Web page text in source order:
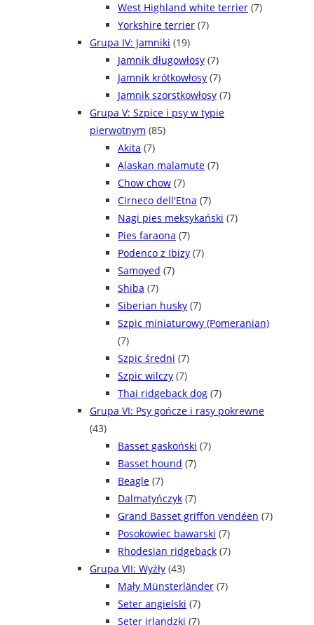
West Highland white terrier (7)
Yorkshire terrier (7)
Grupa IV: Jamniki (19)
Jamnik długowłosy (7)
Jamnik krótkowłosy (7)
Jamnik szorstkowłosy (7)
Grupa V: Szpice i psy w typie
pierwotnym (85)
Akita (7)
Alaskan malamute (7)
Chow chow (7)
Cirneco dell'Etna (7)
Nagi pies meksykański (7)
Pies faraona (7)
Podenco z Ibizy (7)
Samoyed (7)
Shiba (7)
Siberian husky (7)
Szpic miniaturowy (Pomeranian)
(7)
Szpic średni (7)
Szpic wilczy (7)
Thai ridgeback dog (7)
Grupa VI: Psy gończe i rasy pokrewne
(43)
Basset gaskoński (7)
Basset hound (7)
Beagle (7)
Dalmatyńczyk (7)
Grand Basset griffon vendéen (7)
Posokowiec bawarski (7)
Rhodesian ridgeback (7)
Grupa VII: Wyżły (43)
Mały Münsterländer (7)
Seter angielski (7)
Seter irlandzki (7)